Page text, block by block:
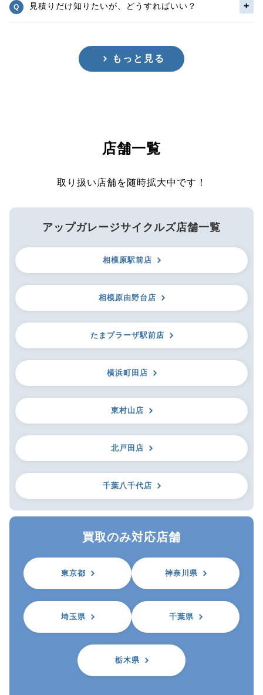
見積りだけ知りたいが、どうすればいい？
もっと見る
店舗一覧
取り扱い店舗を随時拡大中です！
アップガレージサイクルズ店舗一覧
相模原駅前店
相模原由野台店
たまプラーザ駅前店
横浜町田店
東村山店
北戸田店
千葉八千代店
買取のみ対応店舗
東京都 神奈川県
埼玉県 千葉県
栃木県